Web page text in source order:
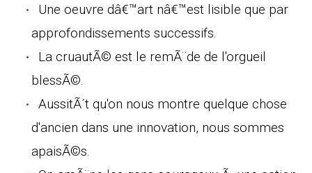
Une oeuvre dâ€™art nâ€™est lisible que par
approfondissements successifs.
La cruautÃ© est le remÃ¨de de l'orgueil
blessÃ©.
AussitÃ´t qu'on nous montre quelque chose
d'ancien dans une innovation, nous sommes
apaisÃ©s.